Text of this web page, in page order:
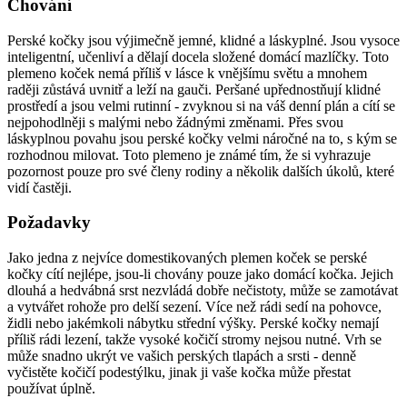
Chování
Perské kočky jsou výjimečně jemné, klidné a láskyplné. Jsou vysoce
inteligentní, učenliví a dělají docela složené domácí mazlíčky. Toto
plemeno koček nemá příliš v lásce k vnějšímu světu a mnohem
raději zůstává uvnitř a leží na gauči. Peršané upřednostňují klidné
prostředí a jsou velmi rutinní - zvyknou si na váš denní plán a cítí se
nejpohodlněji s malými nebo žádnými změnami. Přes svou
láskyplnou povahu jsou perské kočky velmi náročné na to, s kým se
rozhodnou milovat. Toto plemeno je známé tím, že si vyhrazuje
pozornost pouze pro své členy rodiny a několik dalších úkolů, které
vidí častěji.
Požadavky
Jako jedna z nejvíce domestikovaných plemen koček se perské
kočky cítí nejlépe, jsou-li chovány pouze jako domácí kočka. Jejich
dlouhá a hedvábná srst nezvládá dobře nečistoty, může se zamotávat
a vytvářet rohože pro delší sezení. Více než rádi sedí na pohovce,
židli nebo jakémkoli nábytku střední výšky. Perské kočky nemají
příliš rádi lezení, takže vysoké kočičí stromy nejsou nutné. Vrh se
může snadno ukrýt ve vašich perských tlapách a srsti - denně
vyčistěte kočičí podestýlku, jinak ji vaše kočka může přestat
používat úplně.